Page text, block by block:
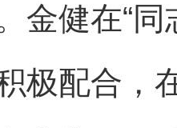
金健在“
极配合，